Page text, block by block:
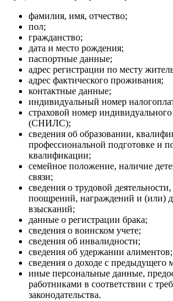
фамилия, имя, отчество;
пол;
гражданство;
дата и место рождения;
паспортные данные;
адрес регистрации по месту
адрес фактического проживания;
контактные данные;
индивидуальный номер
страховой номер
(СНИЛС);
сведения об образовании,
профессиональной подготовке и
квалификации;
семейное положение, наличие
связи;
сведения о трудовой
поощрений, награждений и (или)
взысканий;
данные о регистрации брака;
сведения о воинском учете;
сведения об инвалидности;
сведения об удержании алиментов;
сведения о доходе с предыдущего
иные персональные данные,
работниками в соответствии с
законодательства.